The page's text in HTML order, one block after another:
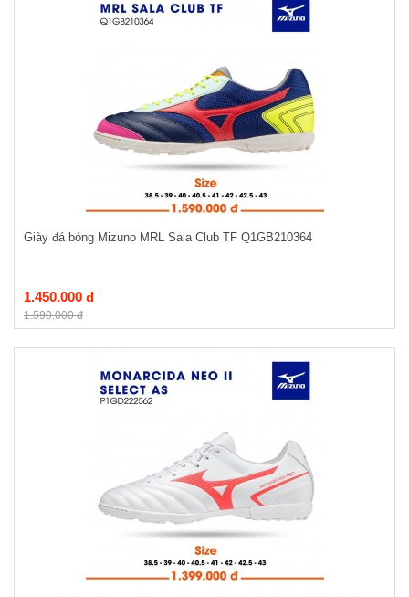
Giày đá bóng Mizuno MRL Sala Club TF Q1GB210364
1.450.000 đ
1.590.000 đ